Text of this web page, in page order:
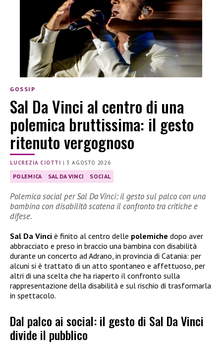
GOSSIP
Sal Da Vinci al centro di una
polemica bruttissima: il gesto
ritenuto vergognoso
LUCREZIA CIOTTI |3 AGOSTO 2026
POLEMICA SAL DA VINCI SOCIAL
Polemica social per Sal Da Vinci: il gesto sul palco con una
bambina con disabilità scatena il confronto tra critiche e
difese.
Sal Da Vinci è finito al centro delle polemiche dopo aver
abbracciato e preso in braccio una bambina con disabilità
durante un concerto ad Adrano, in provincia di Catania: per
alcuni si è trattato di un atto spontaneo e affettuoso, per
altri di una scelta che ha riaperto il confronto sulla
rappresentazione della disabilità e sul rischio di trasformarla
in spettacolo.
Dal palco ai social: il gesto di Sal Da Vinci
divide il pubblico